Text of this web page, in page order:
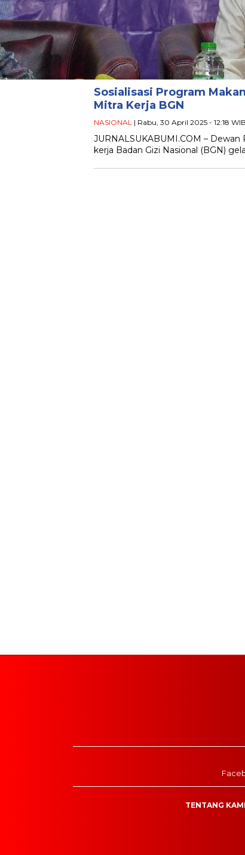
Sosialisasi Program
Mitra Kerja BGN
NASIONAL | Rabu, 30 April 2025 - 12:18 WIB
JURNALSUKABUMI.COM –
kerja Badan Gizi Nasional (BGN)
TENTANG KAMI